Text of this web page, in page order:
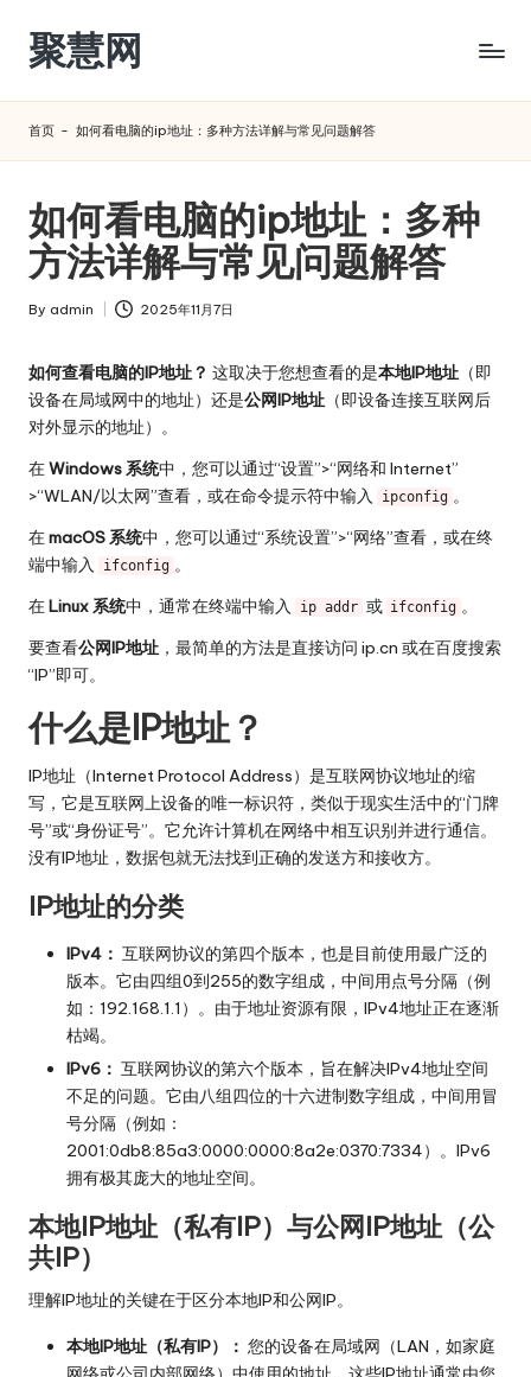
Skip
content
聚慧网
首页 - 如何看电脑的ip地址：多种方法详解与常见问题解答
如何看电脑的ip地址：多种
方法详解与常见问题解答
Posted
By admin 2025年11月7日
如何查看电脑的IP地址？ 这取决于您想查看的是本地IP地址 （即
设备在局域网中的地址）还是公网IP地址 （即设备连接互联网后
对外显示的地址）。
在Windows 系统中，您可以通过“设置”>“网络和 Internet”
>“WLAN/以太网”查看，或在命令提示符中输入
ipconfig 。
在macOS 系统中，您可以通过“系统设置”>“网络”查看，或在终
端中输入
ifconfig 。
在Linux 系统中，通常在终端中输入 ip addr 或 ifconfig 。
要查看公网IP地址 ，最简单的方法是直接访问 ip.cn 或在百度搜索
“IP”即可。
什么是IP地址？
IP地址（Internet Protocol Address）是互联网协议地址的缩
写，它是互联网上设备的唯一标识符，类似于现实生活中的“门牌
号”或“身份证号”。它允许计算机在网络中相互识别并进行通信。
没有IP地址，数据包就无法找到正确的发送方和接收方。
IP地址的分类
IPv4： 互联网协议的第四个版本，也是目前使用最广泛的
版本。它由四组0到255的数字组成，中间用点号分隔（例
如：192.168.1.1）。由于地址资源有限，IPv4地址正在逐渐
枯竭。
IPv6： 互联网协议的第六个版本，旨在解决IPv4地址空间
不足的问题。它由八组四位的十六进制数字组成，中间用冒
号分隔（例如：
2001:0db8:85a3:0000:0000:8a2e:0370:7334）。IPv6
拥有极其庞大的地址空间。
本地IP地址（私有IP）与公网IP地址（公
共IP）
理解IP地址的关键在于区分本地IP和公网IP。
本地IP地址（私有IP）： 您的设备在局域网（LAN，如家庭